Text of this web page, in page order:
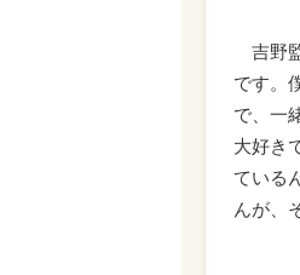
吉野
です。
で、一
大好き
ている
んが、